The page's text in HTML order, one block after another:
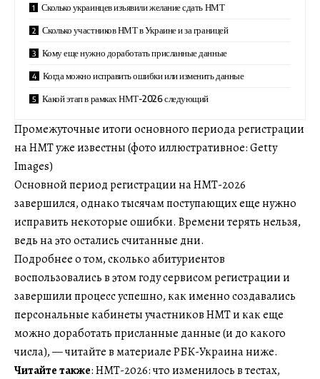
Сколько украинцев изъявили желание сдать НМТ
Сколько участников НМТ в Украине и за границей
Кому еще нужно доработать присланные данные
Когда можно исправить ошибки или изменить данные
Какой этап в рамках НМТ-2026 следующий
Промежуточные итоги основного периода регистрации
на НМТ уже известны (фото иллюстративное: Getty
Images)
Основной период регистрации на НМТ-2026
завершился, однако тысячам поступающих еще нужно
исправить некоторые ошибки. Времени терять нельзя,
ведь на это остались считанные дни.
Подробнее о том, сколько абитуриентов
воспользовались в этом году сервисом регистрации и
завершили процесс успешно, как именно создавались
персональные кабинеты участников НМТ и как еще
можно доработать присланные данные (и до какого
числа), — читайте в материале РБК-Украина ниже.
Читайте также: НМТ-2026: что изменилось в тестах,